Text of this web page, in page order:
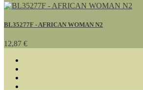
BL35277F - AFRICAN WOMAN N2
12,87 €